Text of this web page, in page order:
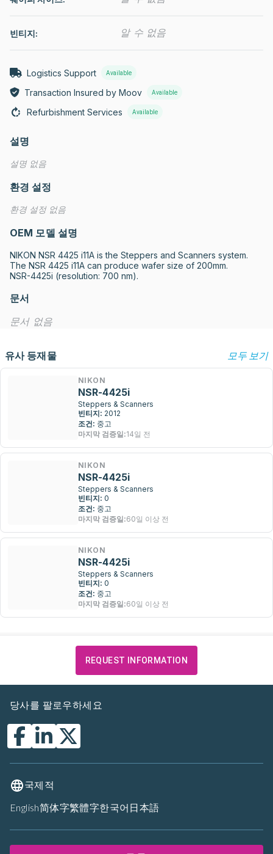
빈티지: 알 수 없음
Logistics Support Available
Transaction Insured by Moov Available
Refurbishment Services Available
설명
설명 없음
환경 설정
환경 설정 없음
OEM 모델 설명
NIKON NSR 4425 i11A is the Steppers and Scanners system.
The NSR 4425 i11A can produce wafer size of 200mm.
NSR-4425i (resolution: 700 nm).
문서
문서 없음
유사 등재물 모두 보기
NIKON
NSR-4425i
Steppers & Scanners
빈티지: 2012
조건: 중고
마지막 검증일:14일 전
NIKON
NSR-4425i
Steppers & Scanners
빈티지: 0
조건: 중고
마지막 검증일:60일 이상 전
NIKON
NSR-4425i
Steppers & Scanners
빈티지: 0
조건: 중고
마지막 검증일:60일 이상 전
REQUEST INFORMATION
당사를 팔로우하세요
국제적
English简体字繁體字한국어 日本語